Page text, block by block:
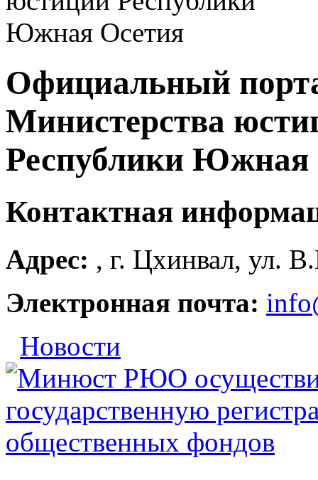
Официальный
Министерства
Республики Южная
Контактная
Адрес: , г. Цхинвал, ул.
Электронная почта:
Новости